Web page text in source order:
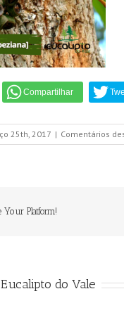
25th, 2017 | Comentários
Your Platform!
Eucalipto do Vale